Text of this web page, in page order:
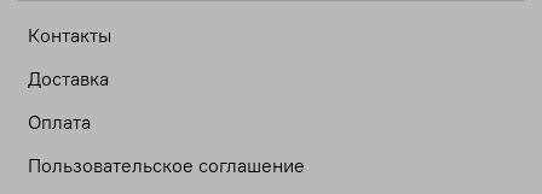
Контакты
Доставка
Оплата
Пользовательское соглашение